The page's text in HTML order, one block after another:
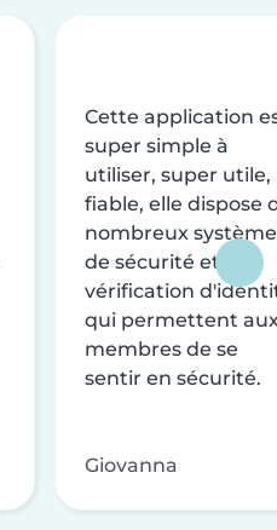
Cette application
super simple à
utiliser, super utile,
fiable, elle dispose
nombreux
de sécurité et de
vérification
qui permettent
membres de se
sentir en sécurité.
Giovanna